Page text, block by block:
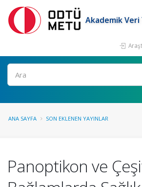
Akademik
Ara
ANA SAYFA SON EKLENEN YAYINLAR
Panoptikon ve